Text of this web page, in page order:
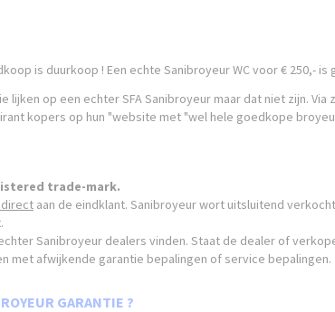
is duurkoop ! Een echte Sanibroyeur WC voor € 250,- is
op een echter SFA Sanibroyeur maar dat niet zijn.
kopers op hun "website met "wel hele goedkope
trade-mark.
aan de eindklant. Sanibroyeur wort uitsluitend
Sanibroyeur dealers vinden. Staat de dealer of
met afwijkende garantie bepalingen of service bepalingen.
GARANTIE ?